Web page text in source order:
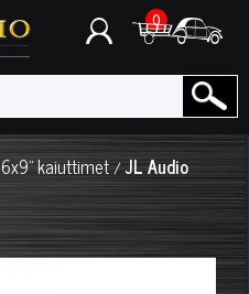
0
6x9" kaiuttimet/JL Audio